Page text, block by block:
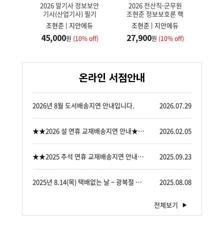
2026 알기사 정보보안
기사(산업기사) 필기
+핵심기출 1200제
[10%할인]
조현준 | 지안에듀
45,000원 (10% off)
2026 전산직⋅군무원
조현준 정보보호론 핵
심 N제 기출문제집
[10%할인]
조현준 | 지안에듀
27,900원 (10% off)
온라인 서점안내
2026년 8월 도서배송지연 안내입니다. 2026.07.29
★★2026 설 연휴 교재배송지연 안내★★입니다. 2026.02.05
★★2025 추석 연휴 교재배송지연 안내★★입니다. 2025.09.23
2025년 8.14(목) 택배없는 날 ~ 광복절 배.... 2025.08.08
전체보기